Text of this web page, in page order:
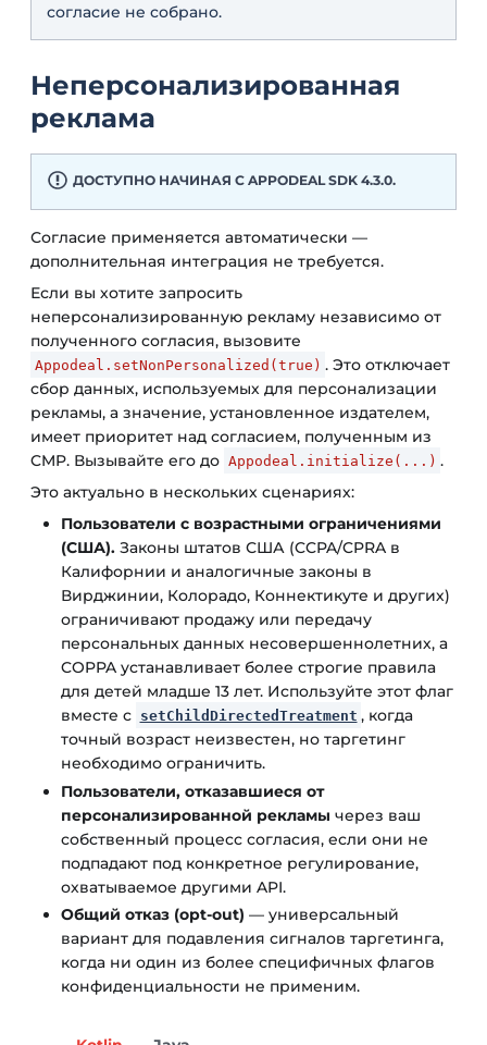
согласие не собрано.
Неперсонализированная
реклама
ДОСТУПНО НАЧИНАЯ С APPODEAL SDK 4.3.0.
Согласие применяется автоматически —
дополнительная интеграция не требуется.
Если вы хотите запросить
неперсонализированную рекламу независимо от
полученного согласия, вызовите
Appodeal.setNonPersonalized(true) . Это отключает
сбор данных, используемых для персонализации
рекламы, а значение, установленное издателем,
имеет приоритет над согласием, полученным из
CMP. Вызывайте его до Appodeal.initialize(...) .
Это актуально в нескольких сценариях:
Пользователи с возрастными ограничениями
(США). Законы штатов США (CCPA/CPRA в
Калифорнии и аналогичные законы в
Вирджинии, Колорадо, Коннектикуте и других)
ограничивают продажу или передачу
персональных данных несовершеннолетних, а
COPPA устанавливает более строгие правила
для детей младше 13 лет. Используйте этот флаг
вместе с setChildDirectedTreatment , когда
точный возраст неизвестен, но таргетинг
необходимо ограничить.
Пользователи, отказавшиеся от
персонализированной рекламы через ваш
собственный процесс согласия, если они не
подпадают под конкретное регулирование,
охватываемое другими API.
Общий отказ (opt-out) — универсальный
вариант для подавления сигналов таргетинга,
когда ни один из более специфичных флагов
конфиденциальности не применим.